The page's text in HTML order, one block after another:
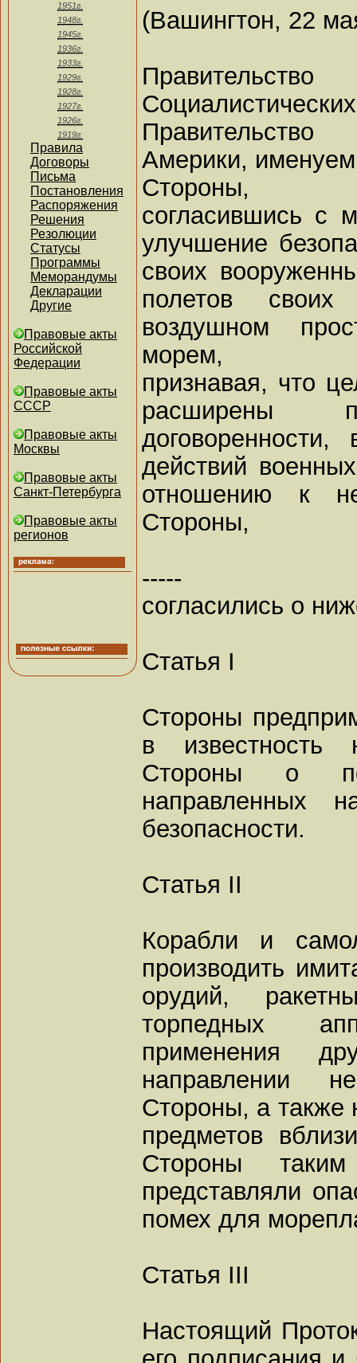
1951г.
1948г.
1945г.
1936г.
1933г.
1929г.
1928г.
1927г.
1926г.
1919г.
Правила
Договоры
Письма
Постановления
Распоряжения
Решения
Резолюции
Статусы
Программы
Меморандумы
Декларации
Другие
Правовые акты
Российской
Федерации
Правовые акты
СССР
Правовые акты
Москвы
Правовые акты
Санкт-Петербурга
Правовые акты
регионов
(Вашингтон, 22
Америки,
Стороны,
согласившись с
улучшение
своих
полетов
воздушном
морем,
признавая, что
расширены
договоренности,
действий
отношению к
Стороны,
-----
согласились о
Статья I
Стороны
в известность
Стороны о
направленных
безопасности.
Статья II
Корабли и
производить
орудий,
торпедных
применения
направлении
Стороны, а также
предметов
Стороны
представляли
помех для
Статья III
Настоящий